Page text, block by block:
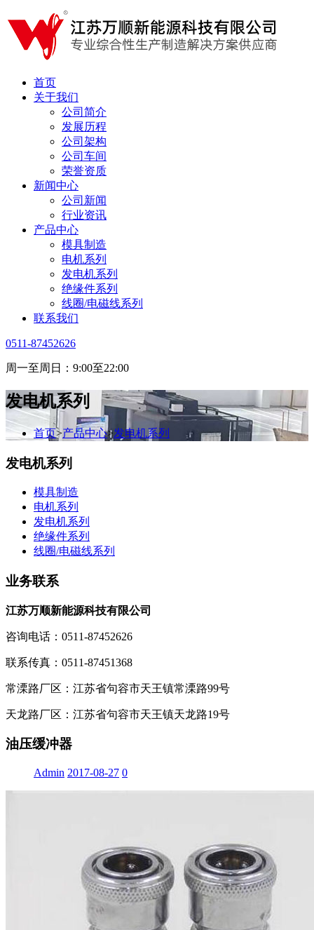
首页
关于我们
公司简介
发展历程
公司架构
公司车间
荣誉资质
新闻中心
公司新闻
行业资讯
产品中心
模具制造
电机系列
发电机系列
绝缘件系列
线圈/电磁线系列
联系我们
0511-87452626
周一至周日：9:00至22:00
发电机系列
首页>产品中心>发电机系列
发电机系列
模具制造
电机系列
发电机系列
绝缘件系列
线圈/电磁线系列
业务联系
江苏万顺新能源科技有限公司
咨询电话：0511-87452626
联系传真：0511-87451368
常溧路厂区：江苏省句容市天王镇常溧路99号
天龙路厂区：江苏省句容市天王镇天龙路19号
油压缓冲器
Admin 2017-08-27 0